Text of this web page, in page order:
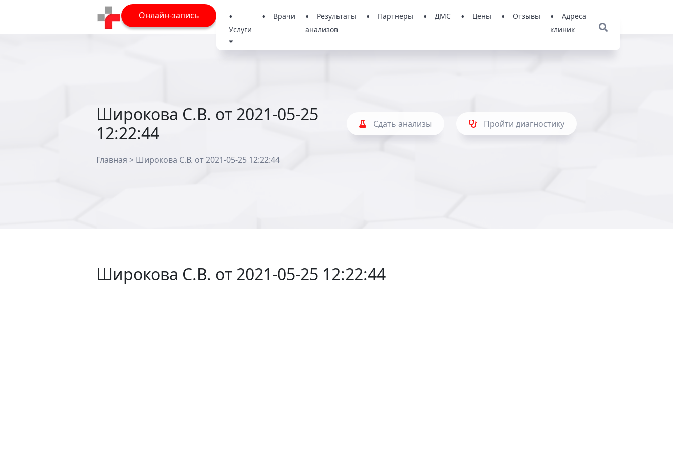
Онлайн-запись
Услуги
Врачи
Результаты
анализов
Партнеры ДМС Цены Отзывы
Адреса
клиник
Широкова С.В. от 2021-05-25
12:22:44
Сдать анализы Пройти диагностику
Главная > Широкова С.В. от 2021-05-25 12:22:44
Широкова С.В. от 2021-05-25 12:22:44